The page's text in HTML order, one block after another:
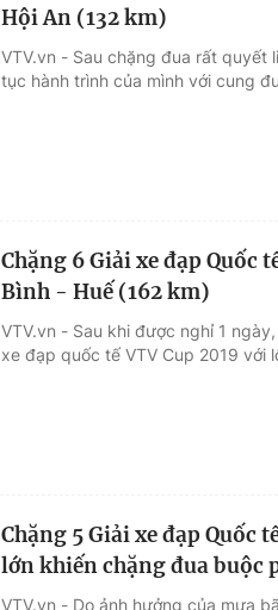
Hội An (132 km)
VTV.vn - Sau chặng đua rất quyết
tục hành trình của mình với cung
Chặng 6 Giải xe đạp Quốc
Bình - Huế (162 km)
VTV.vn - Sau khi được nghỉ 1
xe đạp quốc tế VTV Cup 2019 với
Chặng 5 Giải xe đạp Quốc
lớn khiến chặng đua buộc
VTV.vn - Do ảnh hưởng của mưa